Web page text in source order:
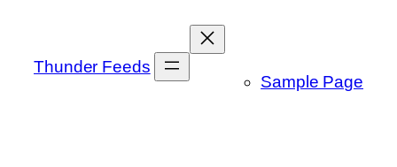
Thunder Feeds
Sample Page